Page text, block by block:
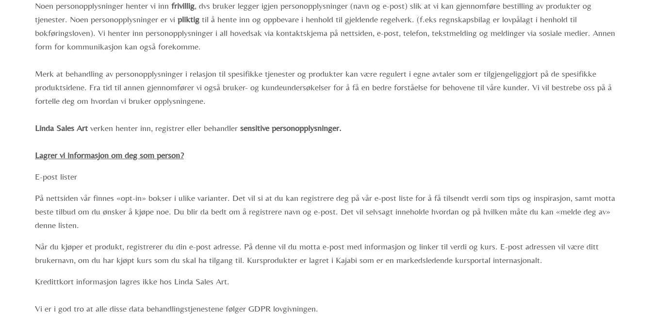
Noen personopplysninger henter vi inn frivillig, dvs bruker legger igjen personopplysninger (navn og e-post) slik at vi kan gjennomføre bestilling av produkter og
tjenester. Noen personopplysninger er vi pliktig til å hente inn og oppbevare i henhold til gjeldende regelverk. (f.eks regnskapsbilag er lovpålagt i henhold til
bokføringsloven). Vi henter inn personopplysninger i all hovedsak via kontaktskjema på nettsiden, e-post, telefon, tekstmelding og meldinger via sosiale medier. Annen
form for kommunikasjon kan også forekomme.
Merk at behandling av personopplysninger i relasjon til spesifikke tjenester og produkter kan være regulert i egne avtaler som er tilgjengeliggjort på de spesifikke
produktsidene. Fra tid til annen gjennomfører vi også bruker- og kundeundersøkelser for å få en bedre forståelse for behovene til våre kunder. Vi vil bestrebe oss på å
fortelle deg om hvordan vi bruker opplysningene.
Linda Sales Art verken henter inn, registrer eller behandler sensitive personopplysninger.
Lagrer vi informasjon om deg som person?
E-post lister
På nettsiden vår finnes «opt-in» bokser i ulike varianter. Det vil si at du kan registrere deg på vår e-post liste for å få tilsendt verdi som tips og inspirasjon, samt motta
beste tilbud om du ønsker å kjøpe noe. Du blir da bedt om å registrere navn og e-post. Det vil selvsagt inneholde hvordan og på hvilken måte du kan «melde deg av»
denne listen.
Når du kjøper et produkt, registrerer du din e-post adresse. På denne vil du motta e-post med informasjon og linker til verdi og kurs. E-post adressen vil være ditt
brukernavn, om du har kjøpt kurs som du skal ha tilgang til. Kursprodukter er lagret i Kajabi som er en markedsledende kursportal internasjonalt.
Kredittkort informasjon lagres ikke hos Linda Sales Art.
Vi er i god tro at alle disse data behandlingstjenestene følger GDPR lovgivningen.